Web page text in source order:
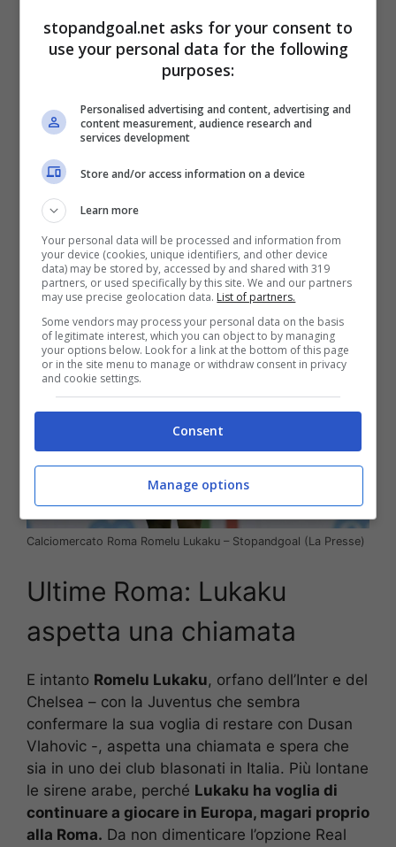
La verità è che la trattativa o un tentativo c’è
momento sarebbe attenzionata all’affare
Zapata
aspettando di conoscere quando si andrà a
concludere l’affare che lo vede alla Roma
magari nel prossimo week-end.
Calciomercato Roma Romelu Lukaku – Stopandgoal (La Presse)
Ultime Roma: Lukaku
aspetta una chiamata
E intanto Romelu Lukaku, orfano dell’Inter e del
Chelsea – con la Juventus che sembra
confermare la sua voglia di restare con Dusan
Vlahovic -, aspetta una chiamata e spera che
sia in uno dei club blasonati in Italia. Più lontane
le sirene arabe, perché Lukaku ha voglia di
continuare a giocare in Europa, magari proprio
alla Roma. Da non dimenticare l’opzione Real
stopandgoal.net asks for your consent to
use your personal data for the following
purposes:
Personalised advertising and content, advertising and
content measurement, audience research and
services development
Store and/or access information on a device
Learn more
Your personal data will be processed and information from
your device (cookies, unique identifiers, and other device
data) may be stored by, accessed by and shared with 319
partners, or used specifically by this site. We and our partners
may use precise geolocation data. List of partners.
Some vendors may process your personal data on the basis
of legitimate interest, which you can object to by managing
your options below. Look for a link at the bottom of this page
or in the site menu to manage or withdraw consent in privacy
and cookie settings.
Consent
Manage options